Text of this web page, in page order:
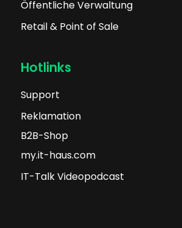
Kleine & mittelständische
Gesundheitswesen
Retail & Point of Sale
Hotlinks
Support
Reklamation
B2B-Shop